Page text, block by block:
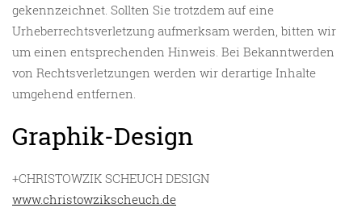
gekennzeichnet. Sollten Sie trotzdem auf eine
Urheberrechtsverletzung aufmerksam werden, bitten wir
um einen entsprechenden Hinweis. Bei Bekanntwerden
von Rechtsverletzungen werden wir derartige Inhalte
umgehend entfernen.
Graphik-Design
+CHRISTOWZIK SCHEUCH DESIGN
www.christowzikscheuch.de